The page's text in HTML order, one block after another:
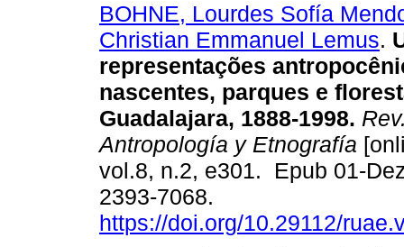
BOHNE, Lourdes Sofía
Christian Emmanuel Lemus.
representações
nascentes, parques e
Guadalajara, 1888-1998.
Antropología y Etnografía
vol.8, n.2, e301. Epub 01-
2393-7068.
https://doi.org/10.29112/